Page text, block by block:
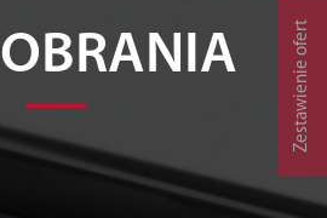
Zestawienie ofert